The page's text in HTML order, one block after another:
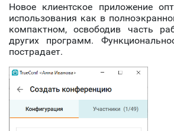
Новое клиентское приложение
использования как в
компактном, освободив часть
других программ.
пострадает.